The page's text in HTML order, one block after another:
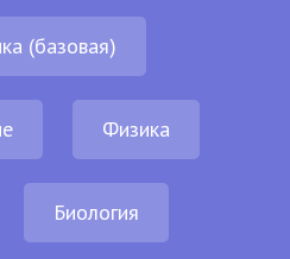
(базовая)
Физика
Биология